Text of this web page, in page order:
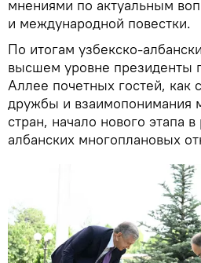
мнениями по актуальным
и международной повестки.
По итогам узбекско-
высшем уровне президенты
Аллее почетных гостей, как
дружбы и взаимопонимания
стран, начало нового этапа
албанских многоплановых